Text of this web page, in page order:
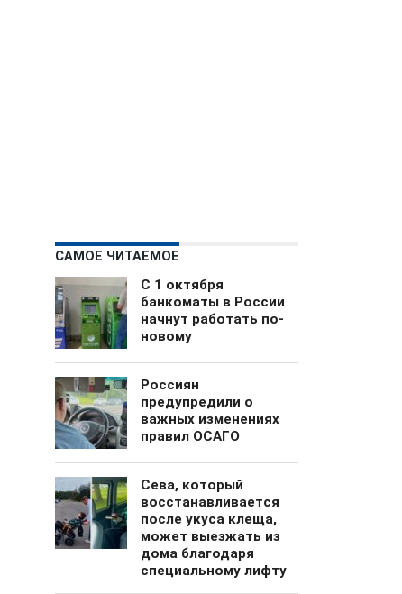
САМОЕ ЧИТАЕМОЕ
С 1 октября
банкоматы в России
начнут работать по-
новому
Россиян
предупредили о
важных изменениях
правил ОСАГО
Сева, который
восстанавливается
после укуса клеща,
может выезжать из
дома благодаря
специальному лифту